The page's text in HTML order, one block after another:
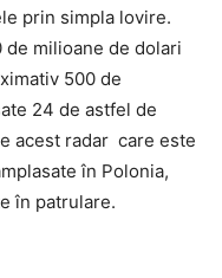
prin simpla lovire.
milioane de dolari
500 de
24 de astfel de
acest radar care este
în Polonia,
în patrulare.